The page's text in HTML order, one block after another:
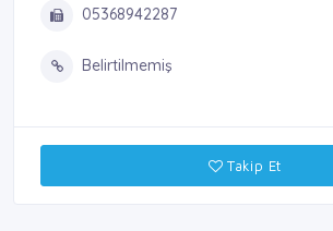
05368942287
Belirtilmemiş
Takip Et